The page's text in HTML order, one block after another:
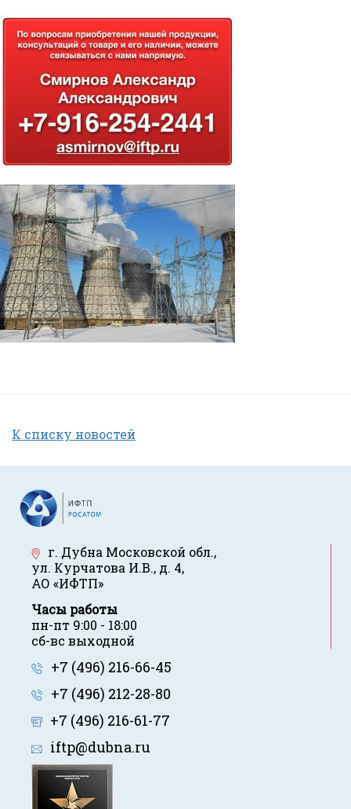
К списку новостей
г. Дубна Московской обл.,
ул. Курчатова И.В., д. 4,
АО «ИФТП»
Часы работы
пн-пт 9:00 - 18:00
сб-вс выходной
+7 (496) 216-66-45
+7 (496) 212-28-80
+7 (496) 216-61-77
iftp@dubna.ru